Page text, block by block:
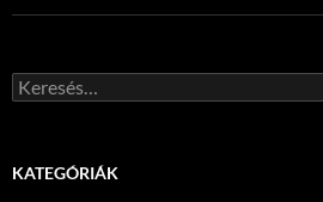
Keresés:
KATEGÓRIÁK